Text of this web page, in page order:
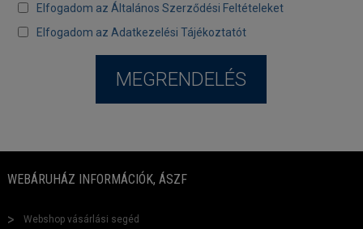
Elfogadom az Általános Szerződési Feltételeket
Elfogadom az Adatkezelési Tájékoztatót
WEBÁRUHÁZ INFORMÁCIÓK, ÁSZF
Webshop vásárlási segéd